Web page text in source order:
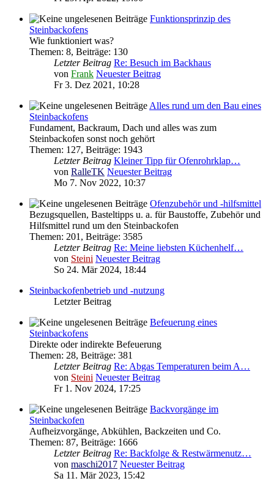
Funktionsprinzip des
Steinbackofens
Wie funktioniert was?
Themen: 8, Beiträge: 130
Letzter Beitrag Re: Besuch im Backhaus
von Frank Neuester Beitrag
Fr 3. Dez 2021, 10:28
Alles rund um den Bau eines
Steinbackofens
Fundament, Backraum, Dach und alles was zum
Steinbackofen sonst noch gehört
Themen: 127, Beiträge: 1943
Letzter Beitrag Kleiner Tipp für Ofenrohrklap…
von RalleTK Neuester Beitrag
Mo 7. Nov 2022, 10:37
Ofenzubehör und -hilfsmittel
Bezugsquellen, Basteltipps u. a. für Baustoffe, Zubehör und
Hilfsmittel rund um den Steinbackofen
Themen: 201 , Beiträge: 3585
Letzter Beitrag Re: Meine liebsten Küchenhelf…
von Steini Neuester Beitrag
So 24. Mär 2024, 18:44
Steinbackofenbetrieb und -nutzung
Letzter Beitrag
Befeuerung eines
Steinbackofens
Direkte oder indirekte Befeuerung
Themen: 28, Beiträge: 381
Letzter Beitrag Re: Abgas Temperaturen beim A…
von Steini Neuester Beitrag
Fr 1. Nov 2024, 17:25
Backvorgänge im
Steinbackofen
Aufheizvorgänge, Abkühlen, Backzeiten und Co.
Themen: 87, Beiträge: 1666
Letzter Beitrag Re: Backfolge & Restwärmenutz…
von maschi2017 Neuester Beitrag
Sa 11. Mär 2023, 15:42